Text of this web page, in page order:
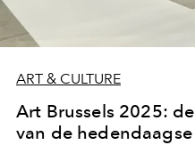
ART & CULTURE
Art Brussels 2025:
van de